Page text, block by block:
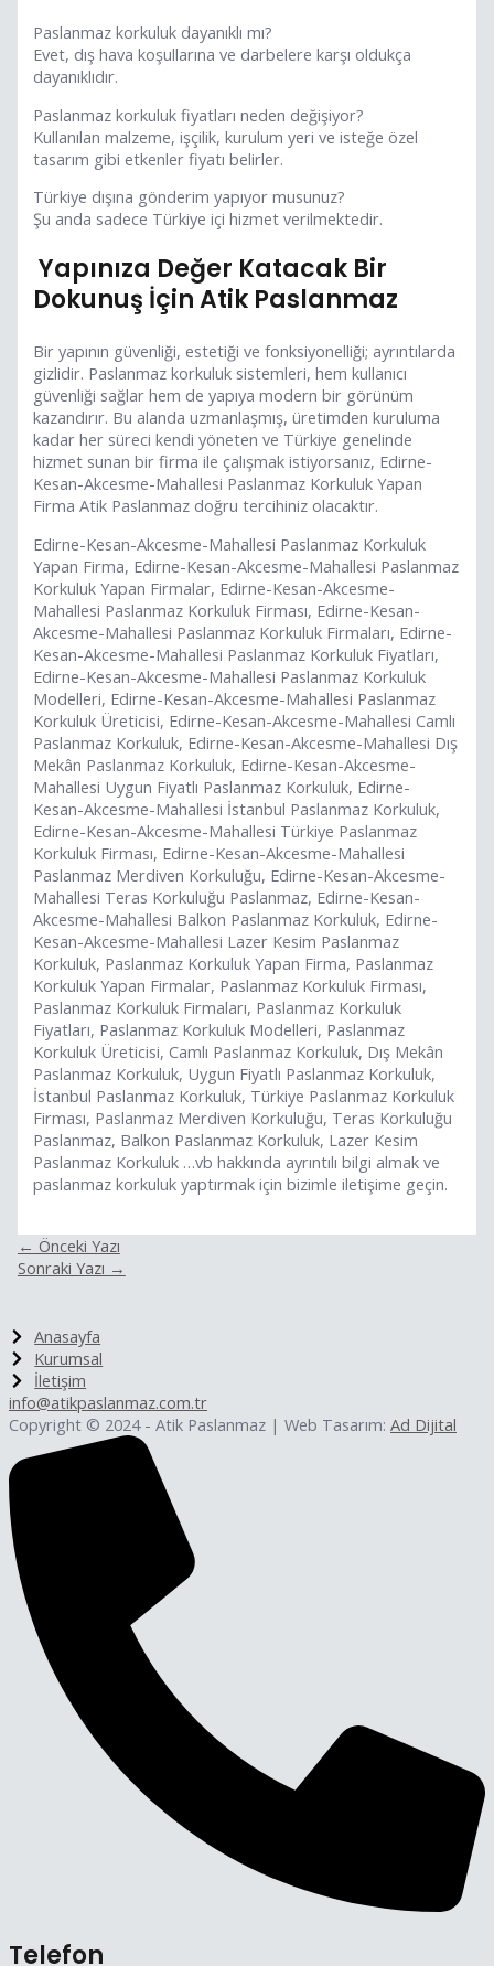
Paslanmaz korkuluk dayanıklı mı?
Evet, dış hava koşullarına ve darbelere karşı oldukça
dayanıklıdır.
Paslanmaz korkuluk fiyatları neden değişiyor?
Kullanılan malzeme, işçilik, kurulum yeri ve isteğe özel
tasarım gibi etkenler fiyatı belirler.
Türkiye dışına gönderim yapıyor musunuz?
Şu anda sadece Türkiye içi hizmet verilmektedir.
Yapınıza Değer Katacak Bir
Dokunuş İçin Atik Paslanmaz
Bir yapının güvenliği, estetiği ve fonksiyonelliği; ayrıntılarda
gizlidir. Paslanmaz korkuluk sistemleri, hem kullanıcı
güvenliği sağlar hem de yapıya modern bir görünüm
kazandırır. Bu alanda uzmanlaşmış, üretimden kuruluma
kadar her süreci kendi yöneten ve Türkiye genelinde
hizmet sunan bir firma ile çalışmak istiyorsanız, Edirne-
Kesan-Akcesme-Mahallesi Paslanmaz Korkuluk Yapan
Firma Atik Paslanmaz doğru tercihiniz olacaktır.
Edirne-Kesan-Akcesme-Mahallesi Paslanmaz Korkuluk
Yapan Firma, Edirne-Kesan-Akcesme-Mahallesi Paslanmaz
Korkuluk Yapan Firmalar, Edirne-Kesan-Akcesme-
Mahallesi Paslanmaz Korkuluk Firması, Edirne-Kesan-
Akcesme-Mahallesi Paslanmaz Korkuluk Firmaları, Edirne-
Kesan-Akcesme-Mahallesi Paslanmaz Korkuluk Fiyatları,
Edirne-Kesan-Akcesme-Mahallesi Paslanmaz Korkuluk
Modelleri, Edirne-Kesan-Akcesme-Mahallesi Paslanmaz
Korkuluk Üreticisi, Edirne-Kesan-Akcesme-Mahallesi Camlı
Paslanmaz Korkuluk, Edirne-Kesan-Akcesme-Mahallesi Dış
Mekân Paslanmaz Korkuluk, Edirne-Kesan-Akcesme-
Mahallesi Uygun Fiyatlı Paslanmaz Korkuluk, Edirne-
Kesan-Akcesme-Mahallesi İstanbul Paslanmaz Korkuluk,
Edirne-Kesan-Akcesme-Mahallesi Türkiye Paslanmaz
Korkuluk Firması, Edirne-Kesan-Akcesme-Mahallesi
Paslanmaz Merdiven Korkuluğu, Edirne-Kesan-Akcesme-
Mahallesi Teras Korkuluğu Paslanmaz, Edirne-Kesan-
Akcesme-Mahallesi Balkon Paslanmaz Korkuluk, Edirne-
Kesan-Akcesme-Mahallesi Lazer Kesim Paslanmaz
Korkuluk, Paslanmaz Korkuluk Yapan Firma, Paslanmaz
Korkuluk Yapan Firmalar, Paslanmaz Korkuluk Firması,
Paslanmaz Korkuluk Firmaları, Paslanmaz Korkuluk
Fiyatları, Paslanmaz Korkuluk Modelleri, Paslanmaz
Korkuluk Üreticisi, Camlı Paslanmaz Korkuluk, Dış Mekân
Paslanmaz Korkuluk, Uygun Fiyatlı Paslanmaz Korkuluk,
İstanbul Paslanmaz Korkuluk, Türkiye Paslanmaz Korkuluk
Firması, Paslanmaz Merdiven Korkuluğu, Teras Korkuluğu
Paslanmaz, Balkon Paslanmaz Korkuluk, Lazer Kesim
Paslanmaz Korkuluk …vb hakkında ayrıntılı bilgi almak ve
paslanmaz korkuluk yaptırmak için bizimle iletişime geçin.
← Önceki Yazı
Sonraki Yazı →
Anasayfa
Kurumsal
İletişim
info@atikpaslanmaz.com.tr
Copyright © 2024 - Atik Paslanmaz | Web Tasarım: Ad Dijital
Telefon